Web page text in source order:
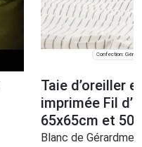
Confection:
Taie d’oreiller
imprimée Fil
65x65cm et
Blanc de Gérardmer